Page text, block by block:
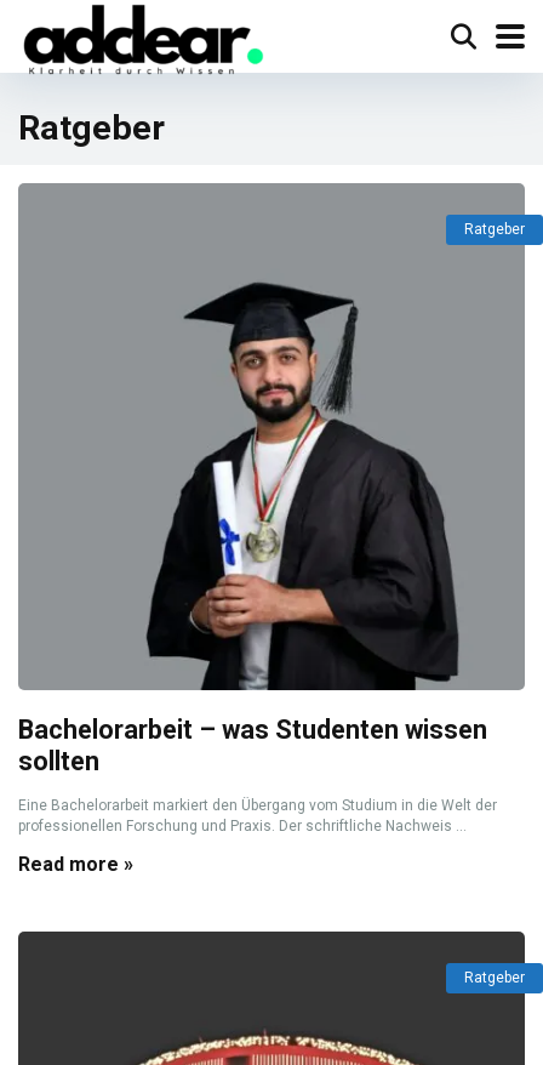
Ratgeber
Ratgeber
Bachelorarbeit – was Studenten wissen
sollten
Eine Bachelorarbeit markiert den Übergang vom Studium in die Welt der
professionellen Forschung und Praxis. Der schriftliche Nachweis ...
Read more »
Ratgeber